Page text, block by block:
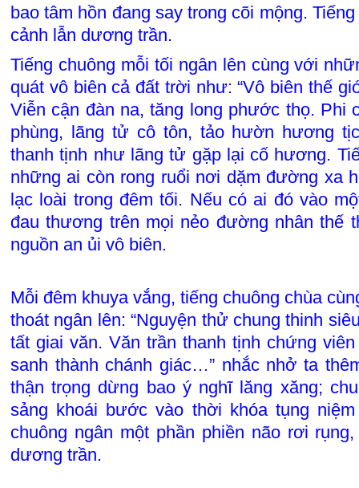
bao tâm hồn đang say trong cõi mộng.
cảnh lẫn dương trần.
Tiếng chuông mỗi tối ngân lên cùng với
quát vô biên cả đất trời như: “Vô biên thế
Viễn cận đàn na, tăng long phước thọ. Phi
phùng, lãng tử cô tôn, tảo hườn hương
thanh tịnh như lãng tử gặp lại cố hương.
những ai còn rong ruổi nơi dặm đường xa
lạc loài trong đêm tối. Nếu có ai đó vào
đau thương trên mọi nẻo đường nhân thế
nguồn an ủi vô biên.
Mỗi đêm khuya vắng, tiếng chuông chùa
thoát ngân lên: “Nguyện thử chung thinh
tất giai văn. Văn trần thanh tịnh chứng
sanh thành chánh giác…” nhắc nhở ta
thận trọng dừng bao ý nghĩ lăng xăng;
sảng khoái bước vào thời khóa tụng
chuông ngân một phần phiền não rơi
dương trần.